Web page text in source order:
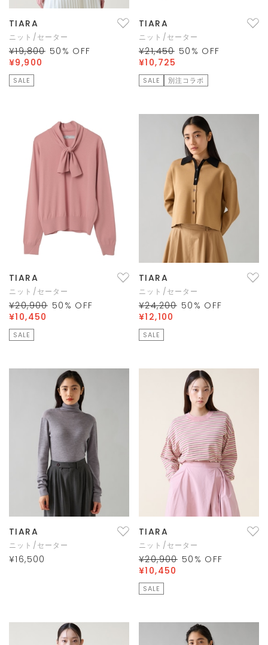
TIARA
ニット/セーター
¥19,800 50 % OFF
¥9,900
SALE
TIARA
ニット/セーター
¥21,450 50 % OFF
¥10,725
SALE 別注コラボ
TIARA
ニット/セーター
¥20,900 50 % OFF
¥10,450
SALE
TIARA
ニット/セーター
¥24,200 50 % OFF
¥12,100
SALE
TIARA
ニット/セーター
¥16,500
TIARA
ニット/セーター
¥20,900 50 % OFF
¥10,450
SALE